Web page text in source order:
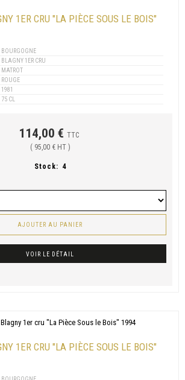
1ER CRU "LA PIÈCE SOUS LE BOIS"
BOURGOGNE
BLAGNY 1ER CRU
MATROT
ROUGE
1981
75 CL
114,00 € TTC
( 95,00 € HT )
Stock: 4
AJOUTER AU PANIER
VOIR LE DÉTAIL
1ER CRU "LA PIÈCE SOUS LE BOIS"